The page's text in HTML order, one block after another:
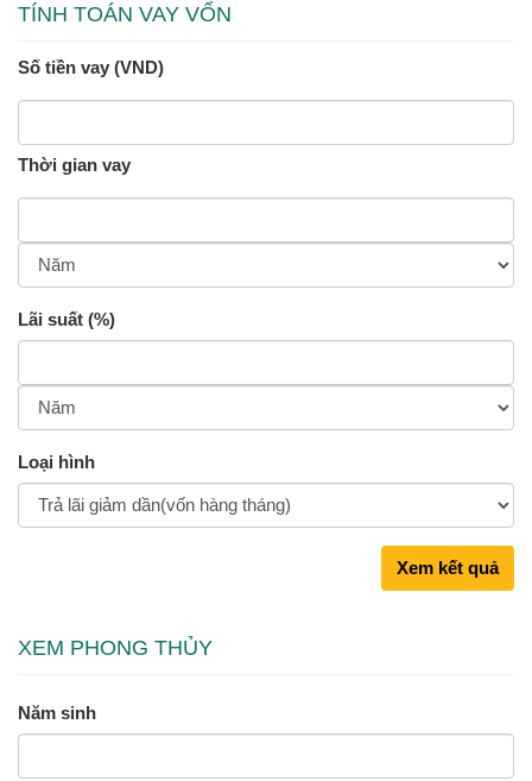
TÍNH TOÁN VAY VỐN
Số tiền vay (VND)
Thời gian vay
Lãi suất (%)
Loại hình
Xem kết quả
XEM PHONG THỦY
Năm sinh